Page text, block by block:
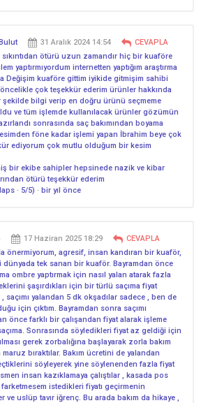
31 Aralık 2024 14:54
CEVAPLA
sıkıntıdan ötürü uzun zamandır hiç bir kuaföre
yaptırmıyordum internetten yaptığım araştırma
Değişim kuaföre gittim iyikide gitmişim sahibi
öncelikle çok teşekkür ederim ürünler hakkında
şekilde bilgi verip en doğru ürünü seçmeme
ve tüm işlemde kullanılacak ürünler gözümün
sonrasında saç bakımından boyama
föne kadar işlemi yapan İbrahim beye çok
ediyorum çok mutlu olduğum bir kesim
bir ekibe sahipler hepsinede nazik ve kibar
ötürü teşekkür ederim
· 5/5) · bir yıl önce
17 Haziran 2025 18:29
CEVAPLA
önermiyorum, agresif, insan kandıran bir kuaför,
tek sanan bir kuaför. Bayramdan önce
ombre yaptırmak için nasıl yalan atarak fazla
şaşırdıkları için bir türlü saçıma fiyat
saçımı yalandan 5 dk okşadılar sadece , ben de
için çıktım. Bayramdan sonra saçımı
önce farklı bir çalışandan fiyat alarak işleme
Sonrasında söyledikleri fiyat az geldiği için
gerek zorbalığına başlayarak zorla bakım
maruz bıraktılar. Bakım ücretini de yalandan
söyleyerek yine söylenenden fazla fiyat
insan kazıklamaya çalıştılar , kasada pos
istedikleri fiyatı geçirmenin
ve uslüp tavır iğrenç. Bu arada bakım da hikaye ,